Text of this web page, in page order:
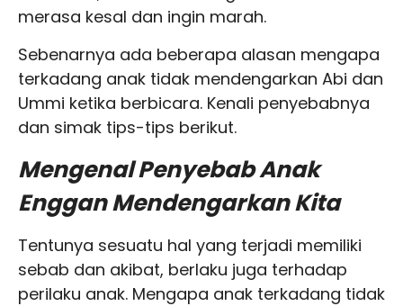
merasa kesal dan ingin marah.
Sebenarnya ada beberapa alasan mengapa
terkadang anak tidak mendengarkan Abi dan
Ummi ketika berbicara. Kenali penyebabnya
dan simak tips-tips berikut.
Mengenal Penyebab Anak
Enggan Mendengarkan Kita
Tentunya sesuatu hal yang terjadi memiliki
sebab dan akibat, berlaku juga terhadap
perilaku anak. Mengapa anak terkadang tidak